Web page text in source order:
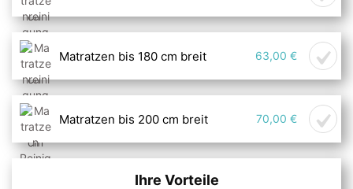
Matratzen bis 180 cm breit 63,00 €
Matratzen bis 200 cm breit 70,00 €
Ihre Vorteile